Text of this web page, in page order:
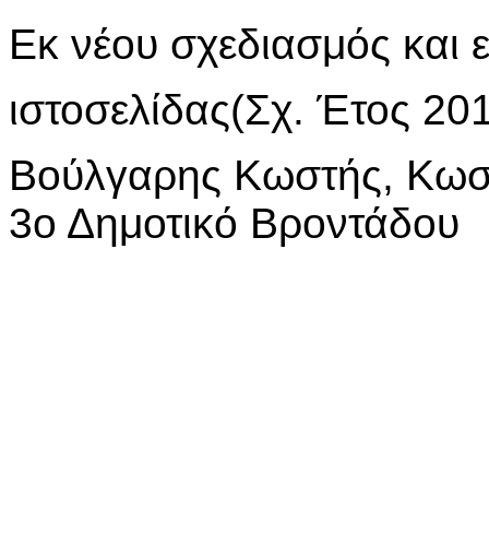
Εκ νέου σχεδιασμός και
ιστοσελίδας(Σχ. Έτος
Βούλγαρης
3ο Δημοτικό Βροντάδου